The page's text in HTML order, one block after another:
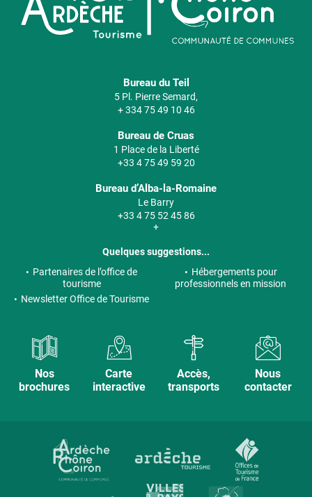
Bureau du Teil
5 Pl. Pierre Semard,
+ 334 75 49 10 46
Bureau de Cruas
1 Place de la Liberté
+33 4 75 49 59 20
Bureau d’Alba-la-Romaine
Le Barry
+33 4 75 52 45 86
+
Quelques suggestions...
Partenaires de l’office de
tourisme
Hébergements pour
professionnels en mission
Newsletter Office de Tourisme
Nos
brochures
Carte
interactive
Accès,
transports
Nous
contacter